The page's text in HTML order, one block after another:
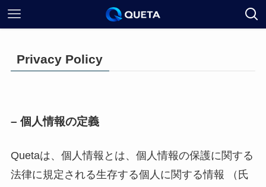
Privacy Policy
– 個人情報の定義
Quetaは、個人情報とは、個人情報の保護に関する
法律に規定される生存する個人に関する情報 （氏